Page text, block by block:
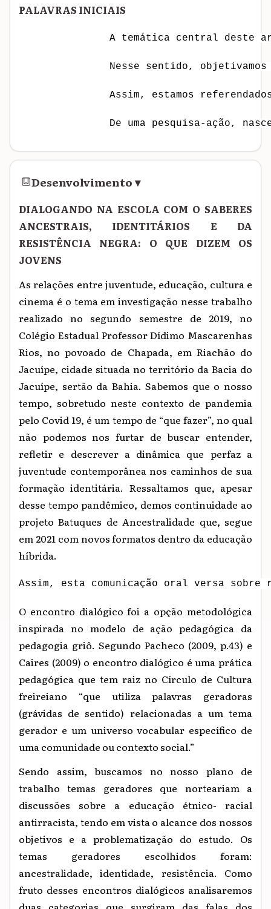
PALAVRAS INICIAIS
A temática central deste artigo versa
Nesse sentido, objetivamos neste XV
Assim, estamos referendados pela
De uma pesquisa-ação, nasceu este
Desenvolvimento▾
DIALOGANDO NA ESCOLA COM O SABERES
ANCESTRAIS, IDENTITÁRIOS E DA
RESISTÊNCIA NEGRA: O QUE DIZEM OS
JOVENS
As relações entre juventude, educação, cultura e
cinema é o tema em investigação nesse trabalho
realizado no segundo semestre de 2019, no
Colégio Estadual Professor Dídimo Mascarenhas
Rios, no povoado de Chapada, em Riachão do
Jacuípe, cidade situada no território da Bacia do
Jacuípe, sertão da Bahia. Sabemos que o nosso
tempo, sobretudo neste contexto de pandemia
pelo Covid 19, é um tempo de “que fazer”, no qual
não podemos nos furtar de buscar entender,
refletir e descrever a dinâmica que perfaz a
juventude contemporânea nos caminhos de sua
formação identitária. Ressaltamos que, apesar
desse tempo pandêmico, demos continuidade ao
projeto Batuques de Ancestralidade que, segue
em 2021 com novos formatos dentro da educação
híbrida.
Assim, esta comunicação oral versa
O encontro dialógico foi a opção metodológica
inspirada no modelo de ação pedagógica da
pedagogia griô. Segundo Pacheco (2009, p.43) e
Caires (2009) o encontro dialógico é uma prática
pedagógica que tem raiz no Círculo de Cultura
freireiano “que utiliza palavras geradoras
(grávidas de sentido) relacionadas a um tema
gerador e um universo vocabular específico de
uma comunidade ou contexto social.”
Sendo assim, buscamos no nosso plano de
trabalho temas geradores que norteariam a
discussões sobre a educação étnico- racial
antirracista, tendo em vista o alcance dos nossos
objetivos e a problematização do estudo. Os
temas geradores escolhidos foram:
ancestralidade, identidade, resistência. Como
fruto desses encontros dialógicos analisaremos